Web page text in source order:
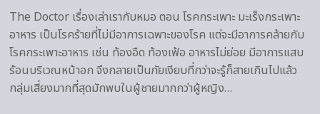
The Doctor เรื่องเล่าเรากับหมอ ตอน โรคกระเพาะ มะเร็งกระเพาะ
อาหาร เป็นโรคร้ายที่ไม่มีอาการเฉพาะของโรค แต่จะมีอาการคล้ายกับ
โรคกระเพาะอาหาร เช่น ท้องอืด ท้องเฟ้อ อาหารไม่ย่อย มีอาการแสบ
ร้อนบริเวณหน้าอก จึงกลายเป็นภัยเงียบที่กว่าจะรู้ก็สายเกินไปแล้ว
กลุ่มเสี่ยงมากที่สุดมักพบในผู้ชายมากกว่าผู้หญิง…